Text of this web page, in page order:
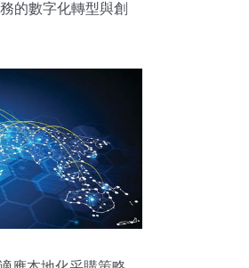
的數字化轉型與創